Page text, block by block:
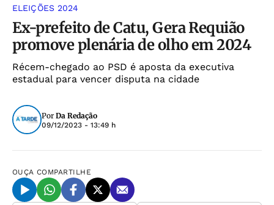
ELEIÇÕES 2024
Ex-prefeito de Catu, Gera Requião
promove plenária de olho em 2024
Récem-chegado ao PSD é aposta da executiva
estadual para vencer disputa na cidade
Por Da Redação
09/12/2023 - 13:49 h
OUÇA COMPARTILHE